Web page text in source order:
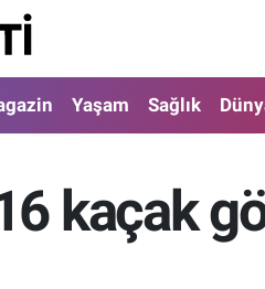
Yaşam Sağlık
kaçak